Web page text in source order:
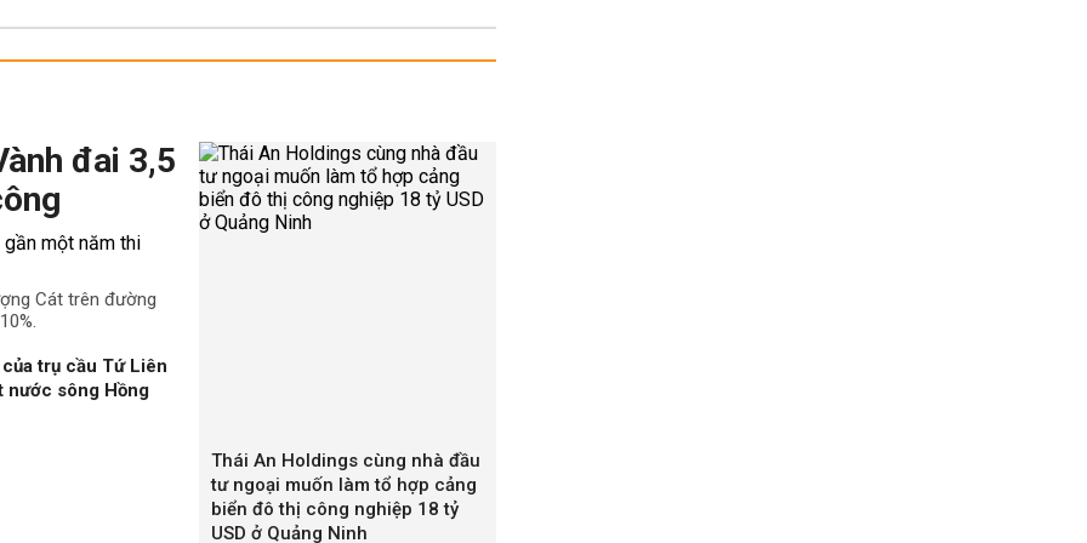
ở tỉnh Đồng Nai
đất nằm trong kế hoạch sử dụng đất của tỉnh,
và chia thành từng kỳ trong một khoảng thời gian
có nhiều khu đất có quy hoạch. Đất có quy hoạch
được quy hoạch có mục đích sử dụng không phù
đất được quy hoạch có chức năng sử dụng: Đất
đất giao thông, đất làm bệnh viện, đất trường học,
công trình có chức năng ở, hoặc sẽ được giải
đai 3,5
Cát trên đường
trụ cầu Tứ Liên
nước sông Hồng
Thái An Holdings cùng nhà đầu
tư ngoại muốn làm tổ hợp cảng
biển đô thị công nghiệp 18 tỷ
USD ở Quảng Ninh